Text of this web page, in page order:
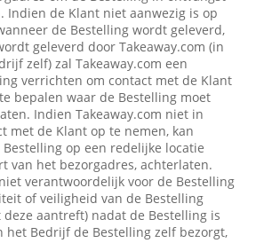
Indien de Klant niet aanwezig is op
de Bestelling wordt geleverd,
geleverd door Takeaway.com (in
zelf) zal Takeaway.com een
verrichten om contact met de Klant
bepalen waar de Bestelling moet
Indien Takeaway.com niet in
met de Klant op te nemen, kan
Bestelling op een redelijke locatie
van het bezorgadres, achterlaten.
verantwoordelijk voor de Bestelling
of veiligheid van de Bestelling
aantreft) nadat de Bestelling is
het Bedrijf de Bestelling zelf bezorgt,